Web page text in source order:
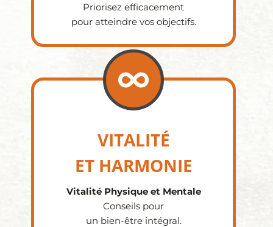
Priorisez efficacement
pour atteindre vos objectifs.
VITALITÉ
ET HARMONIE
Vitalité Physique et Mentale
Conseils pour
un bien-être intégral.